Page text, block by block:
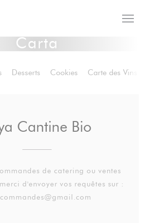
opciones de cookies
Carta
Desserts Cookies Carte des Vins
Cantine Bio
de catering ou ventes
d'envoyer vos requêtes sur :